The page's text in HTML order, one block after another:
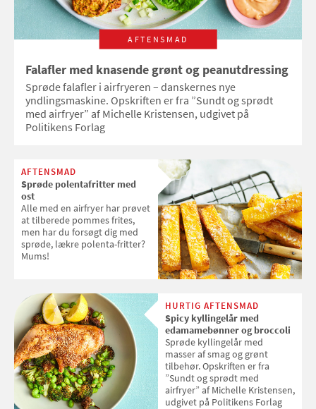
AFTENSMAD
Falafler med knasende grønt og peanutdressing
Sprøde falafler i airfryeren – danskernes nye
yndlingsmaskine. Opskriften er fra ”Sundt og sprødt
med airfryer” af Michelle Kristensen, udgivet på
Politikens Forlag
AFTENSMAD
Sprøde polentafritter med
ost
Alle med en airfryer har prøvet
at tilberede pommes frites,
men har du forsøgt dig med
sprøde, lækre polenta-fritter?
Mums!
HURTIG AFTENSMAD
Spicy kyllingelår med
edamamebønner og broccoli
Sprøde kyllingelår med
masser af smag og grønt
tilbehør. Opskriften er fra
”Sundt og sprødt med
airfryer” af Michelle Kristensen,
udgivet på Politikens Forlag